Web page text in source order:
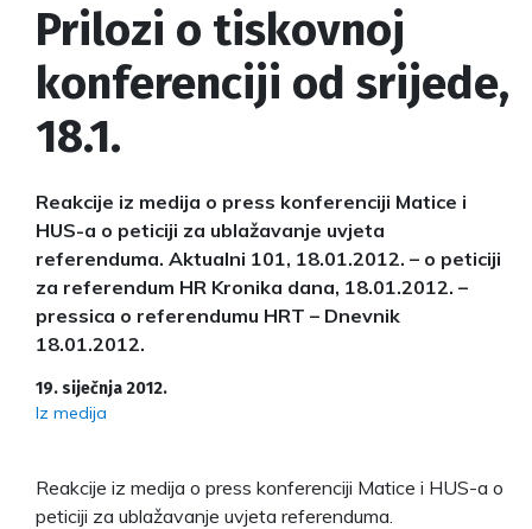
Prilozi o tiskovnoj
konferenciji od srijede,
18.1.
Reakcije iz medija o press konferenciji Matice i
HUS-a o peticiji za ublažavanje uvjeta
referenduma. Aktualni 101, 18.01.2012. – o peticiji
za referendum HR Kronika dana, 18.01.2012. –
pressica o referendumu HRT – Dnevnik
18.01.2012.
19. siječnja 2012.
Iz medija
Reakcije iz medija o press konferenciji Matice i HUS-a o
peticiji za ublažavanje uvjeta referenduma.